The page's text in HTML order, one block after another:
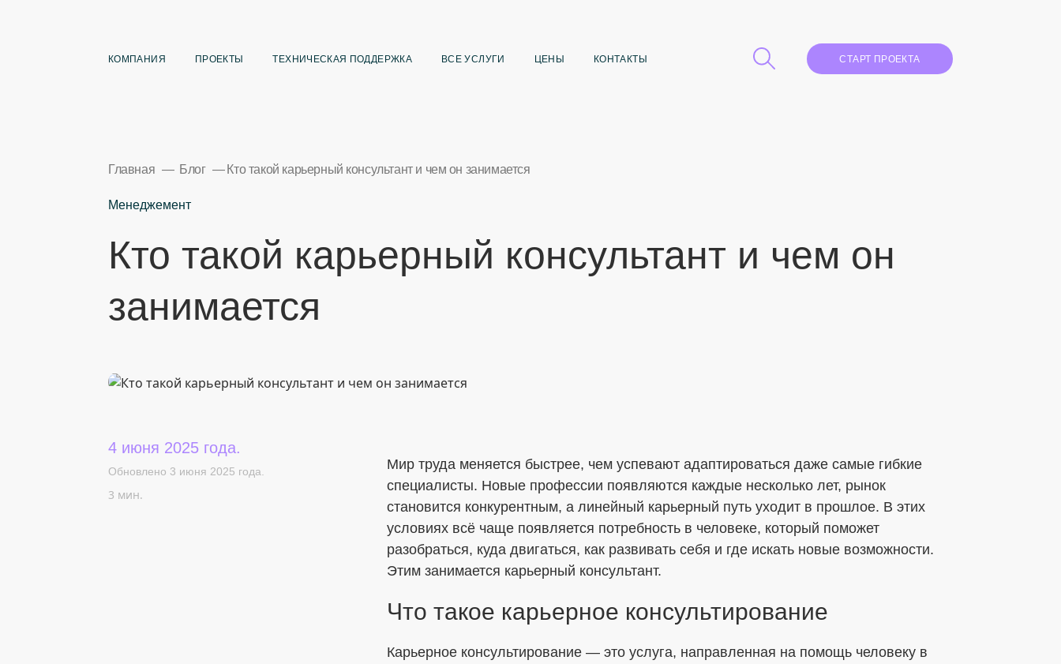
КОМПАНИЯ ПРОЕКТЫ ТЕХНИЧЕСКАЯ ПОДДЕРЖКА ВСЕ УСЛУГИ ЦЕНЫ КОНТАКТЫ СТАРТ ПРОЕКТА
Главная Блог Кто такой карьерный консультант и чем он занимается
Менеджемент
Кто такой карьерный консультант и чем он
занимается
4 июня 2025 года.
Обновлено 3 июня 2025 года.
3 мин.
Мир труда меняется быстрее, чем успевают адаптироваться даже самые гибкие
специалисты. Новые профессии появляются каждые несколько лет, рынок
становится конкурентным, а линейный карьерный путь уходит в прошлое. В этих
условиях всё чаще появляется потребность в человеке, который поможет
разобраться, куда двигаться, как развивать себя и где искать новые возможности.
Этим занимается карьерный консультант.
Что такое карьерное консультирование
Карьерное консультирование — это услуга, направленная на помощь человеку в